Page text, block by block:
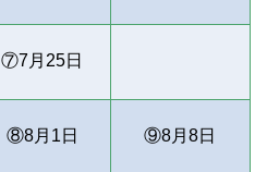
⑦7月25日
⑧8月1日 ⑨8月8日